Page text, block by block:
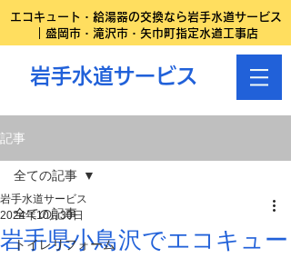
エコキュート・給湯器の交換なら岩手水道サービス
｜盛岡市・滝沢市・矢巾町指定水道工事店
岩手水道サービス
記事
全ての記事
トイレリフォーム
全ての記事
岩手県小鳥沢でエコキュー
岩手水道サービス
2024年10月30日